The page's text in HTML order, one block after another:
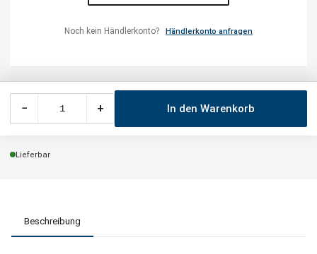
Noch kein Händlerkonto? Händlerkonto anfragen
− + In den Warenkorb
Lieferbar
Beschreibung